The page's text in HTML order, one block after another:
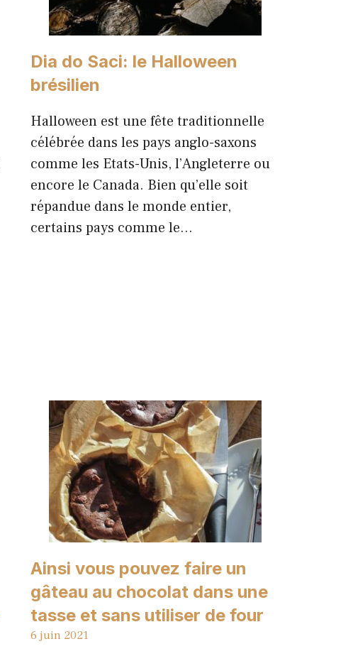
Dia do Saci: le Halloween
brésilien
Halloween est une fête traditionnelle
célébrée dans les pays anglo-saxons
comme les Etats-Unis, l’Angleterre ou
encore le Canada. Bien qu’elle soit
répandue dans le monde entier,
certains pays comme le…
Ainsi vous pouvez faire un
gâteau au chocolat dans une
tasse et sans utiliser de four
6 juin 2021